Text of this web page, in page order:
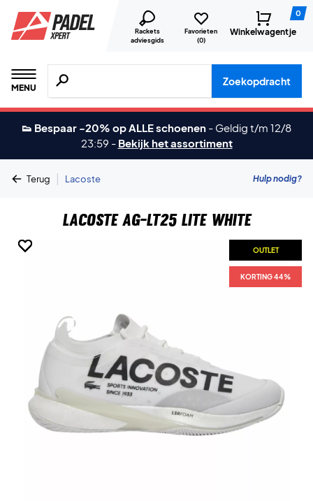
Rackets
adviesgids
Favorieten
(0)
0
Winkelwagentje
MENU
Zoeken naar producten, merken etc.
Zoekopdracht
👟 Bespaar -20% op ALLE schoenen - Geldig t/m 12/8
23:59 - Bekijk het assortiment
Terug | Lacoste Hulp nodig?
Lacoste AG-LT25 Lite White
OUTLET
KORTING 44%
OUTLET
KORTING 44%
OUTLET
KORTING 44%
OUTLET
KORTING 44%
OUTLET
KORTING 44%
OUTLET
KORTING 44%